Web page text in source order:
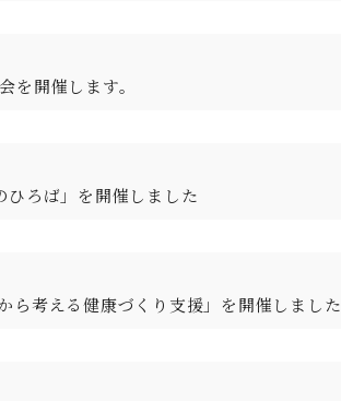
を開催します。
ろば」を開催しました
考える健康づくり支援」を開催しました